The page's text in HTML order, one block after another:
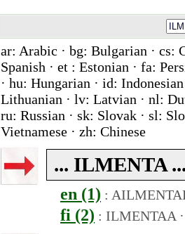
ar: Arabic · bg: Bulgarian · cs:
Spanish · et : Estonian · fa:
· hu: Hungarian · id:
Lithuanian · lv: Latvian · nl:
ru: Russian · sk: Slovak · sl:
Vietnamese · zh: Chinese
... ILMENTA
en (1) :
fi (2) : ILMENTAA